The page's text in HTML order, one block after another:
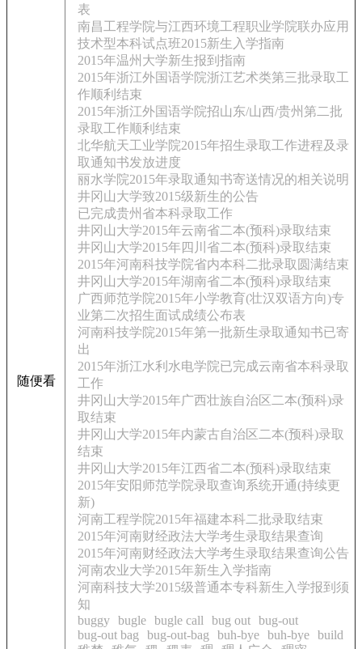
随便看
表
南昌工程学院与江西环境工程职业学院联办应用
技术型本科试点班2015新生入学指南
2015年温州大学新生报到指南
2015年浙江外国语学院浙江艺术类第三批录取工
作顺利结束
2015年浙江外国语学院招山东/山西/贵州第二批
录取工作顺利结束
北华航天工业学院2015年招生录取工作进程及录
取通知书发放进度
丽水学院2015年录取通知书寄送情况的相关说明
井冈山大学致2015级新生的公告
已完成贵州省本科录取工作
井冈山大学2015年云南省二本(预科)录取结束
井冈山大学2015年四川省二本(预科)录取结束
2015年河南科技学院省内本科二批录取圆满结束
井冈山大学2015年湖南省二本(预科)录取结束
广西师范学院2015年小学教育(壮汉双语方向)专
业第二次招生面试成绩公布表
河南科技学院2015年第一批新生录取通知书已寄
出
2015年浙江水利水电学院已完成云南省本科录取
工作
井冈山大学2015年广西壮族自治区二本(预科)录
取结束
井冈山大学2015年内蒙古自治区二本(预科)录取
结束
井冈山大学2015年江西省二本(预科)录取结束
2015年安阳师范学院录取查询系统开通(持续更
新)
河南工程学院2015年福建本科二批录取结束
2015年河南财经政法大学考生录取结果查询
2015年河南财经政法大学考生录取结果查询公告
河南农业大学2015年新生入学指南
河南科技大学2015级普通本专科新生入学报到须
知
buggy bugle bugle call bug out bug-out
bug-out bag
bug-out-bag buh-bye buh-bye build